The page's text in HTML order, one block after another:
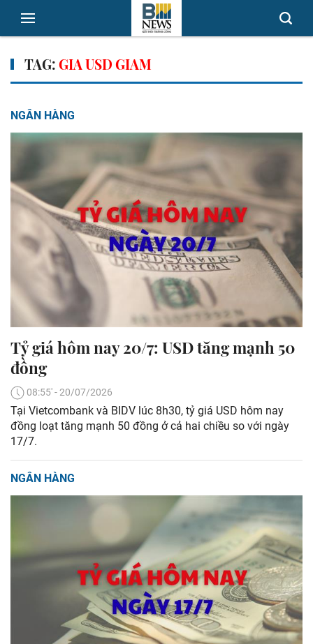
TAG:GIA USD GIAM
NGÂN HÀNG
Tỷ giá hôm nay 20/7: USD tăng mạnh 50
đồng
08:55' - 20/07/2026
Tại Vietcombank và BIDV lúc 8h30, tỷ giá USD hôm nay
đồng loạt tăng mạnh 50 đồng ở cả hai chiều so với ngày
17/7.
NGÂN HÀNG